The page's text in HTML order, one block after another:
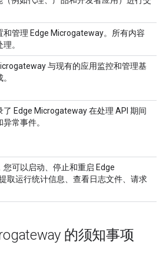
和管理 Edge Microgateway。所有内容
。
与现有的应用监控和管理基
了 Edge Microgateway 在处理 API 期间
常事件。
您可以启动、停止和重启 Edge
取运行统计信息、查看日志文件、请求
的须知事项